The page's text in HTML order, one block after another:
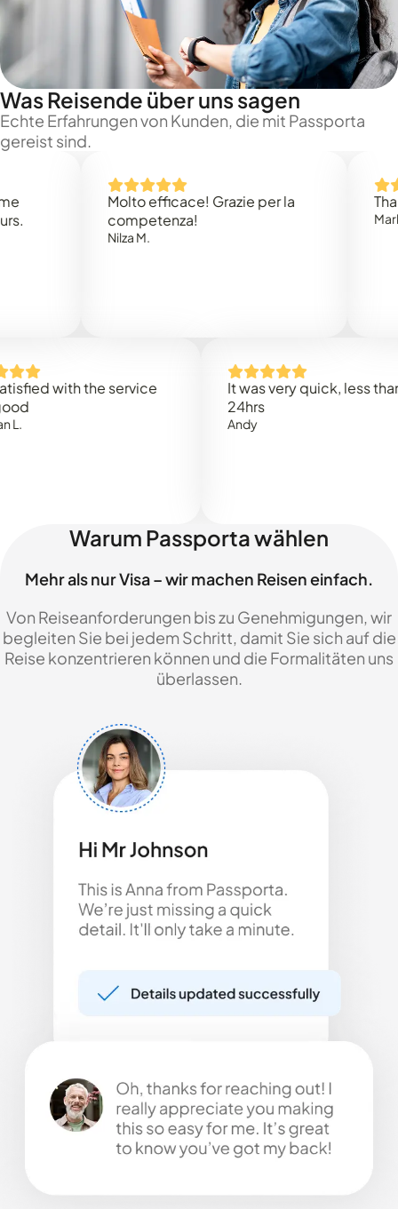
Was Reisende über uns sagen
Echte Erfahrungen von Kunden, die mit Passporta
gereist sind.
Molto efficace! Grazie per la
competenza!
Thank
with the service
It was very quick, less than
Warum Passporta wählen
Mehr als nur Visa – wir machen Reisen einfach.
Von Reiseanforderungen bis zu Genehmigungen, wir
begleiten Sie bei jedem Schritt, damit Sie sich auf die
Reise konzentrieren können und die Formalitäten uns
überlassen.